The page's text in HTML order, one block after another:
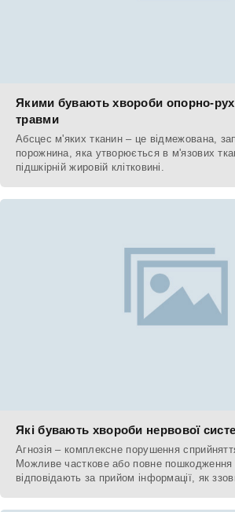
Якими бувають хвороби опорно-
травми
Абсцес м'яких тканин – це відмежована,
порожнина, яка утворюється в м'язових
підшкірній жировій клітковині.
Які бувають хвороби нервової
Агнозія – комплексне порушення
Можливе часткове або повне пошкодження
відповідають за прийом інформації, як